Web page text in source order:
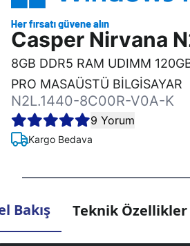
Casper Nirvana
8GB DDR5 RAM UDIMM
PRO MASAÜSTÜ BİLGİSAYAR
N2L.1440-8C00R-V0A-K
9 Yorum
Kargo Bedava
Bakış Teknik Özellikler